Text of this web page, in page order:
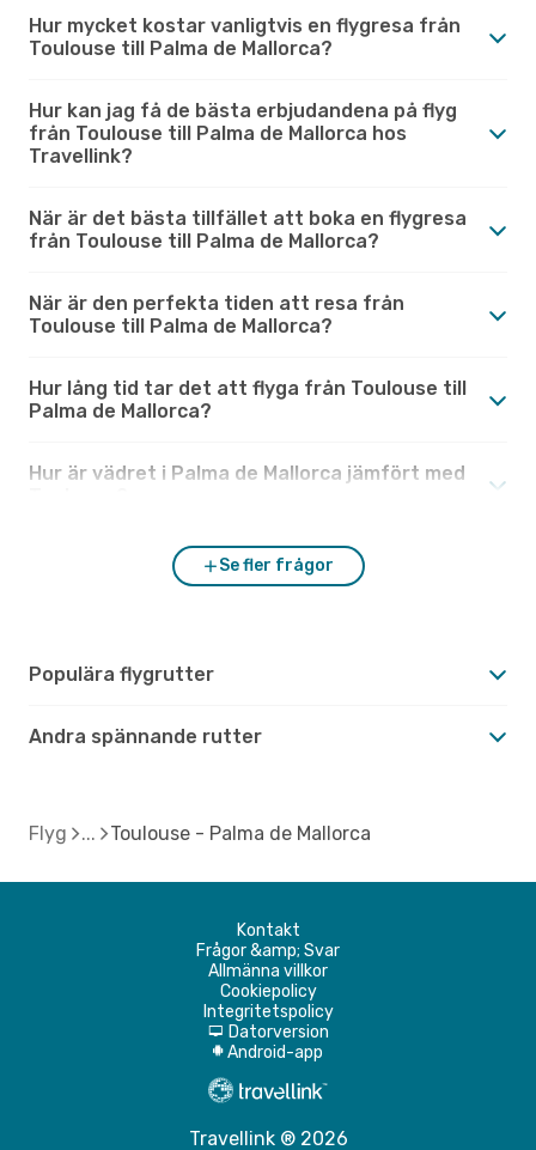
Hur mycket kostar vanligtvis en flygresa från
Toulouse till Palma de Mallorca?
Hur kan jag få de bästa erbjudandena på flyg
från Toulouse till Palma de Mallorca hos
Travellink?
När är det bästa tillfället att boka en flygresa
från Toulouse till Palma de Mallorca?
När är den perfekta tiden att resa från
Toulouse till Palma de Mallorca?
Hur lång tid tar det att flyga från Toulouse till
Palma de Mallorca?
Hur är vädret i Palma de Mallorca jämfört med
Se fler frågor
Populära flygrutter
Andra spännande rutter
Flyg Toulouse - Palma de Mallorca
Kontakt
Frågor &amp; Svar
Allmänna villkor
Cookiepolicy
Integritetspolicy
d Datorversion
A Android-app
Travellink ® 2026